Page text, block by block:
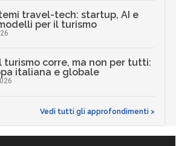
travel-tech: startup, AI e
per il turismo
turismo corre, ma non per tutti:
italiana e globale
Vedi tutti gli approfondimenti >